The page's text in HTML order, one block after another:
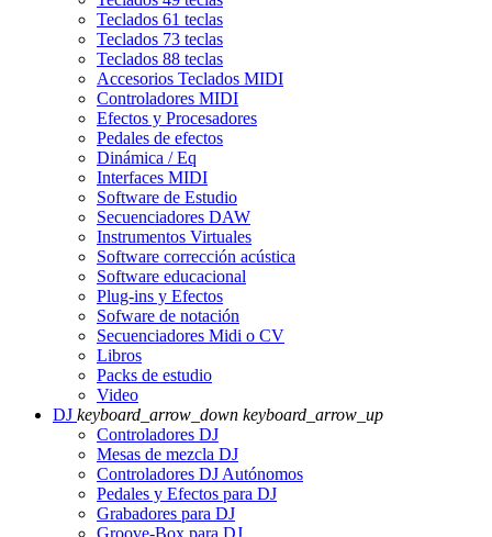
Teclados 61 teclas
Teclados 73 teclas
Teclados 88 teclas
Accesorios Teclados MIDI
Controladores MIDI
Efectos y Procesadores
Pedales de efectos
Dinámica / Eq
Interfaces MIDI
Software de Estudio
Secuenciadores DAW
Instrumentos Virtuales
Software corrección acústica
Software educacional
Plug-ins y Efectos
Sofware de notación
Secuenciadores Midi o CV
Libros
Packs de estudio
Video
DJ keyboard_arrow_down keyboard_arrow_up
Controladores DJ
Mesas de mezcla DJ
Controladores DJ Autónomos
Pedales y Efectos para DJ
Grabadores para DJ
Groove-Box para DJ